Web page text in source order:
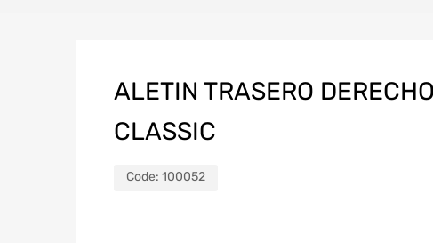
ALETIN TRASERO
CLASSIC
Code: 100052